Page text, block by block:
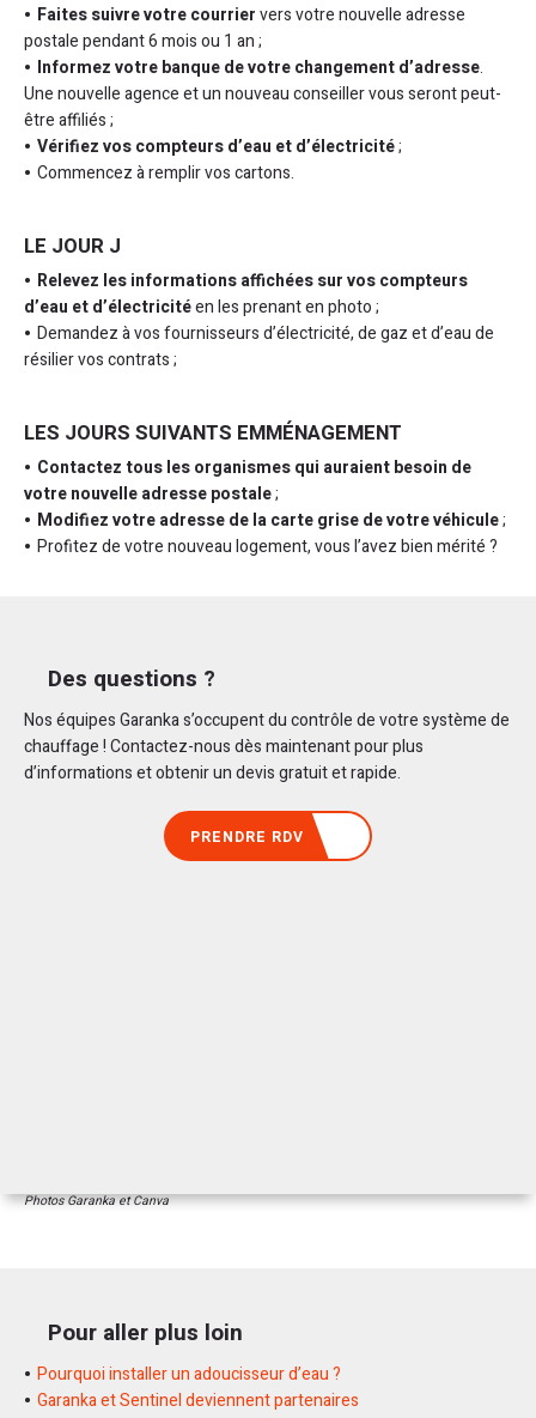
Faites suivre votre courriervers votre nouvelle adresse
postale pendant 6 mois ou 1 an ;
Informez votre banque de votre changement d’adresse.
Une nouvelle agence et un nouveau conseiller vous seront peut-
être affiliés ;
Vérifiez vos compteurs d’eau et d’électricité;
Commencez à remplir vos cartons.
LE JOUR J
Relevez les informations affichées sur vos compteurs
d’eau et d’électricitéen les prenant en photo ;
Demandez à vos fournisseurs d’électricité, de gaz et d’eau de
résilier vos contrats ;
LES JOURS SUIVANTS EMMÉNAGEMENT
Contactez tous les organismes qui auraient besoin de
votre nouvelle adresse postale;
Modifiez votre adresse de la carte grise de votre véhicule;
Profitez de votre nouveau logement, vous l’avez bien mérité ?
Des questions ?
Nos équipes Garanka s’occupent du contrôle de votre système de
chauffage ! Contactez-nous dès maintenant pour plus
d’informations et obtenir un devis gratuit et rapide.
PRENDRE RDV
Photos Garanka et Canva
Pour aller plus loin
Pourquoi installer un adoucisseur d’eau ?
Garanka et Sentinel deviennent partenaires